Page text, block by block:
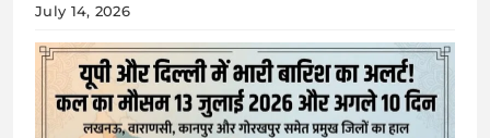
July 14, 2026